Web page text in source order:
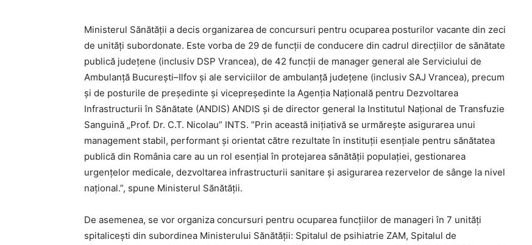
Ministerul Sănătății a decis organizarea de concursuri pentru ocuparea posturilor vacante din zeci
de unități subordonate. Este vorba de 29 de funcții de conducere din cadrul direcțiilor de sănătate
publică județene (inclusiv DSP Vrancea), de 42 funcții de manager general ale Serviciului de
Ambulanță București–Ilfov și ale serviciilor de ambulanță județene (inclusiv SAJ Vrancea), precum
și de posturile de președinte și vicepreședinte la Agenția Națională pentru Dezvoltarea
Infrastructurii în Sănătate (ANDIS) ANDIS și de director general la Institutul Național de Transfuzie
Sanguină „Prof. Dr. C.T. Nicolau” INTS. ”Prin această inițiativă se urmărește asigurarea unui
management stabil, performant și orientat către rezultate în instituții esențiale pentru sănătatea
publică din România care au un rol esențial în protejarea sănătății populației, gestionarea
urgențelor medicale, dezvoltarea infrastructurii sanitare și asigurarea rezervelor de sânge la nivel
național.”, spune Ministerul Sănătății.
De asemenea, se vor organiza concursuri pentru ocuparea funcțiilor de manageri în 7 unități
spitalicești din subordinea Ministerului Sănătății: Spitalul de psihiatrie ZAM, Spitalul de